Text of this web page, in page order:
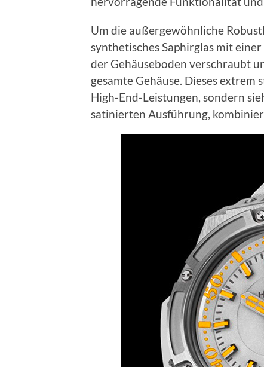
Um die außergewöhnliche
synthetisches Saphirglas mit
der Gehäuseboden verschraubt
gesamte Gehäuse. Dieses
High-End-Leistungen, sondern
satinierten Ausführung,